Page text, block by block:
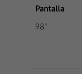
Pantalla
98"